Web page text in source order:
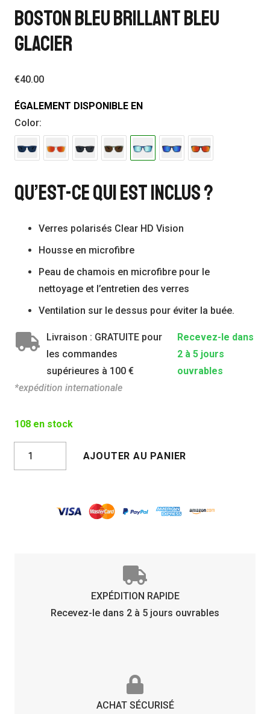
BOSTON BLEU BRILLANT BLEU
GLACIER
€40.00
ÉGALEMENT DISPONIBLE EN
Color:
Qu’est-Ce Qui Est Inclus ?
Verres polarisés Clear HD Vision
Housse en microfibre
Peau de chamois en microfibre pour le
nettoyage et l’entretien des verres
Ventilation sur le dessus pour éviter la buée.
Livraison : GRATUITE pour
les commandes
supérieures à 100 €
Recevez-le dans
2 à 5 jours
ouvrables
*expédition internationale
108 en stock
quantité
de
AJOUTER AU PANIER
EXPÉDITION RAPIDE
Recevez-le dans 2 à 5 jours ouvrables
ACHAT SÉCURISÉ